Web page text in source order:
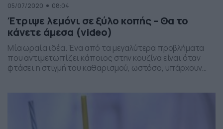
05/07/2020 08:04
Έτριψε λεμόνι σε ξύλο κοπής – Θα το
κάνετε άμεσα (video)
Μία ωραία ιδέα. Ένα από τα μεγαλύτερα προβλήματα
που αντιμετωπίζει κάποιος στην κουζίνα είναι όταν
φτάσει η στιγμή του καθαρισμού, ωστόσο, υπάρχουν
κοπής. Είναι ένα χρήσιμο υλικό στην κουζίνα, μια και